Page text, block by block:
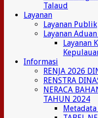
Talaud
Layanan
Layanan Publik
Layanan
Layanan
Informasi
RENJA 2026
RENSTRA
NERACA
TAHUN 2024
Metadata